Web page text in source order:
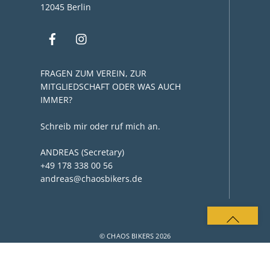
BACK
TO
TOP
12045 Berlin
FRAGEN ZUM VEREIN, ZUR
MITGLIEDSCHAFT ODER WAS AUCH
IMMER?
Schreib mir oder ruf mich an.
ANDREAS (Secretary)
+49 178 338 00 56
andreas@chaosbikers.de
© CHAOS BIKERS 2026